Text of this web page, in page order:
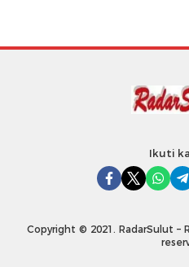
Ikuti
Copyright © 2021. RadarSulut –